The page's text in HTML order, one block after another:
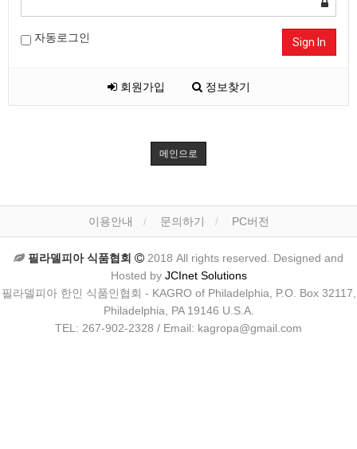
자동로그인 Sign In
회원가입 정보찾기
메인으로
이용안내 문의하기 PC버전
필라델피아 식품협회
2018 All rights reserved. Designed and
Hosted by JCInet Solutions
필라델피아 한인 식품인협회 - KAGRO of Philadelphia, P.O. Box 32117,
Philadelphia, PA 19146 U.S.A.
TEL: 267-902-2328 / Email: kagropa@gmail.com